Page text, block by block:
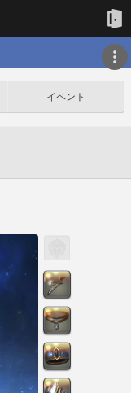
イベント